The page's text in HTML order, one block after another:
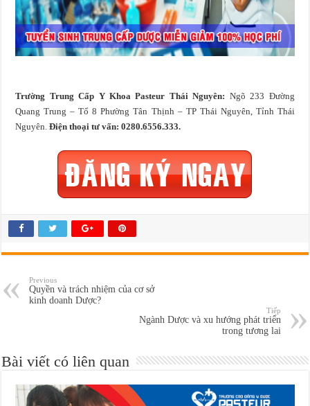
Trường Trung Cấp Y Khoa Pasteur Thái Nguyên: Ngõ 233 Đường
Quang Trung – Tổ 8 Phường Tân Thịnh – TP Thái Nguyên, Tỉnh Thái
Nguyên.Điện thoại tư vấn: 0280.6556.333.
Previous
Quyền và trách nhiệm của cơ sở
kinh doanh Dược?
Tiếp
Ngành Dược và xu hướng phát triển
trong tương lai
Bài viết có liên quan